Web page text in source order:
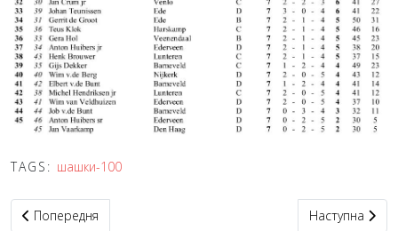
TAGS: шашки-100
Попередня стаття: Київська федерація шашок підбила
Попередня Наступна
Наступна